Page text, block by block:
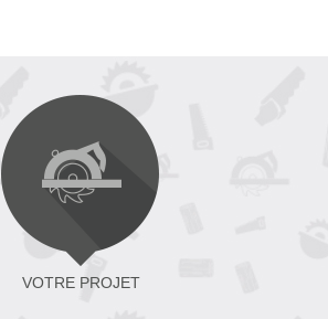
VOTRE PROJET